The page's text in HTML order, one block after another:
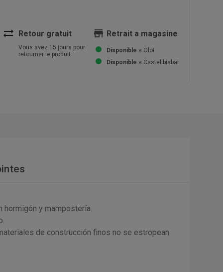
sync_alt Retour gratuit
Vous avez 15 jours pour
retourner le produit
store Retrait a magasine
Disponible a Olot
Disponible a Castellbisbal
hormigón y mampostería.
de construcción finos no se estropean